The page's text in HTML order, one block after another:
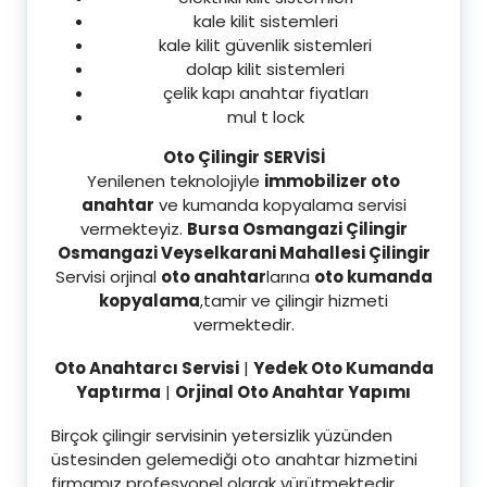
kale kilit sistemleri
kale kilit güvenlik sistemleri
dolap kilit sistemleri
çelik kapı anahtar fiyatları
mul t lock
Oto Çilingir SERVİSİ
Yenilenen teknolojiyle immobilizer oto
anahtar ve kumanda kopyalama servisi
vermekteyiz. Bursa Osmangazi Çilingir
Osmangazi Veyselkarani Mahallesi Çilingir
Servisi orjinal oto anahtarlarına oto kumanda
kopyalama,tamir ve çilingir hizmeti
vermektedir.
Oto Anahtarcı Servisi| Yedek Oto Kumanda
Yaptırma | Orjinal Oto Anahtar Yapımı
Birçok çilingir servisinin yetersizlik yüzünden
üstesinden gelemediği oto anahtar hizmetini